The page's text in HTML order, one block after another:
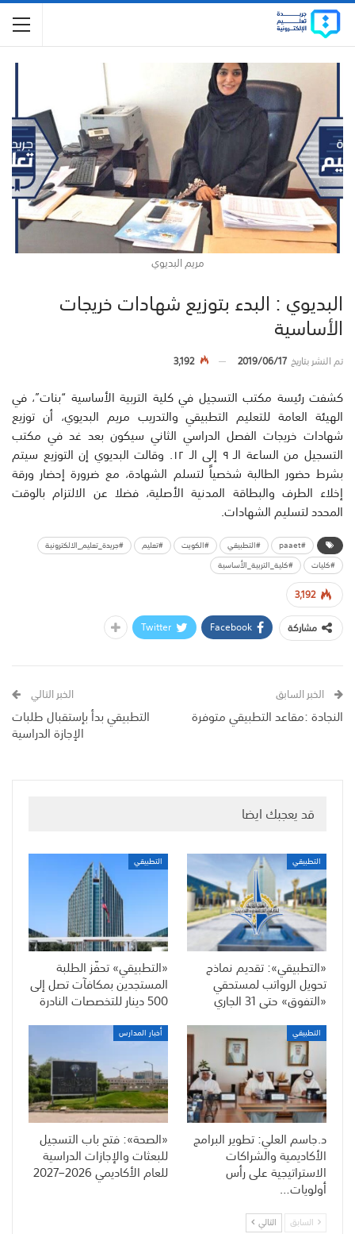
مريم البديوي
البديوي : البدء بتوزيع شهادات خريجات
الأساسية
تم النشر بتاريخ2019/06/17
3,192
كشفت رئيسة مكتب التسجيل في كلية التربية الأساسية “بنات”، في
الهيئة العامة للتعليم التطبيقي والتدريب مريم البديوي، أن توزيع
شهادات خريجات الفصل الدراسي الثاني سيكون بعد غد في مكتب
التسجيل من الساعة الـ ٩ إلى الـ ١٢. وقالت البديوي إن التوزيع سيتم
بشرط حضور الطالبة شخصياً لتسلم الشهادة، مع ضرورة إحضار ورقة
إخلاء الطرف والبطاقة المدنية الأصلية، فضلا عن الالتزام بالوقت
المحدد لتسليم الشهادات.
#paaet #التطبيقي #الكويت #تعليم
#جريدة_تعليم_الالكترونية
#كليات
#كلية_التربية_الأساسية
3,192
مشاركة
Facebook
Twitter
الخبر السابق
النجادة :مقاعد التطبيقي متوفرة
الخبر التالي
التطبيقي بدأ بإستقبال طلبات
الإجازة الدراسية
قد يعجبك ايضا
التطبيقي
«التطبيقي»: تقديم نماذج
تحويل الرواتب لمستحقي
«التفوق» حتى 31 الجاري
التطبيقي
«التطبيقي» تحفّز الطلبة
المستجدين بمكافآت تصل إلى
500 دينار للتخصصات النادرة
التطبيقي
د.جاسم العلي: تطوير البرامج
الأكاديمية والشراكات
الاستراتيجية على رأس
أولويات…
أخبار المدارس
«الصحة»: فتح باب التسجيل
للبعثات والإجازات الدراسية
للعام الأكاديمي 2026–2027
السابق التالي